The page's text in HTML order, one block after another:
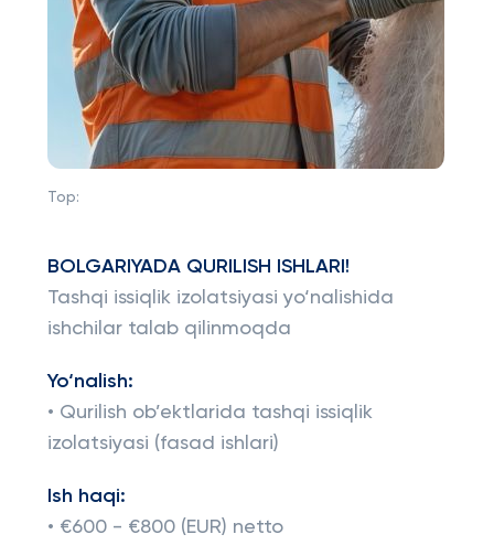
Top:
BOLGARIYADA QURILISH ISHLARI!
Tashqi issiqlik izolatsiyasi yo‘nalishida
ishchilar talab qilinmoqda
Yo‘nalish:
• Qurilish ob’ektlarida tashqi issiqlik
izolatsiyasi (fasad ishlari)
Ish haqi:
• €600 - €800 (EUR) netto